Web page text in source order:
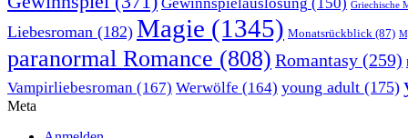
Griechische
Liebesroman (182) Magie (1345) Monatsrückblick (87)
paranormal Romance (808) Romantasy (259)
Vampirliebesroman (167) Werwölfe (164) young adult (175)
Meta